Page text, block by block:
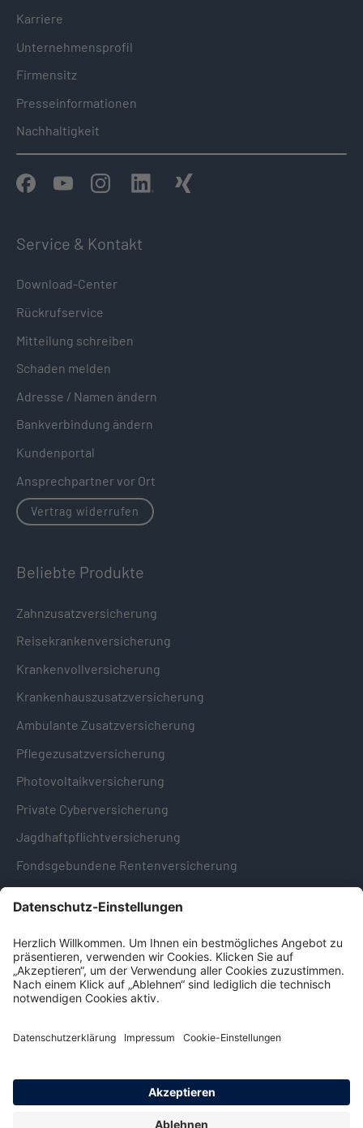
Karriere
Unternehmensprofil
Firmensitz
Presseinformationen
Nachhaltigkeit
Service & Kontakt
Download-Center
Rückrufservice
Mitteilung schreiben
Schaden melden
Adresse / Namen ändern
Bankverbindung ändern
Kundenportal
Ansprechpartner vor Ort
Vertrag widerrufen
Beliebte Produkte
Zahnzusatzversicherung
Reisekrankenversicherung
Krankenvollversicherung
Krankenhauszusatzversicherung
Ambulante Zusatzversicherung
Pflegezusatzversicherung
Photovoltaikversicherung
Private Cyberversicherung
Jagdhaftpflichtversicherung
Fondsgebundene Rentenversicherung
Hinweise & Informationen
Impressum
Datenschutz
Hinweisgebersystem -